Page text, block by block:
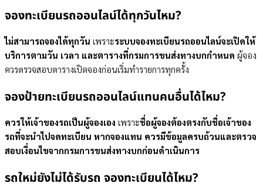
จองทะเบียนรถออนไลน์ได้ทุกวันไหม?
ไม่สามารถจองได้ทุกวัน เพราะระบบจองทะเบียนรถออนไลน์จะเปิดให้
บริการตามวัน เวลา และตารางที่กรมการขนส่งทางบกกำหนด ผู้จอง
ควรตรวจสอบตารางเปิดจองก่อนเริ่มทำรายการทุกครั้ง
จองป้ายทะเบียนรถออนไลน์แทนคนอื่นได้ไหม?
ควรให้เจ้าของรถเป็นผู้จองเอง เพราะชื่อผู้จองต้องตรงกับชื่อเจ้าของ
รถที่จะนำไปจดทะเบียน หากจองแทน ควรมีข้อมูลครบถ้วนและตรวจ
สอบเงื่อนไขจากกรมการขนส่งทางบกก่อนดำเนินการ
รถใหม่ยังไม่ได้รับรถ จองทะเบียนได้ไหม?